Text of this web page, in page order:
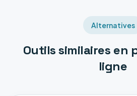
Alternatives
Outils similaires en
ligne